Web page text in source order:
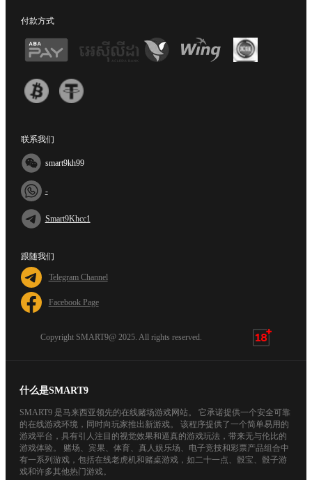
付款方式
联系我们
smart9kh99
-
Smart9Khcc1
跟随我们
Telegram Channel
Facebook Page
Copyright SMART9@ 2025. All rights reserved.
什么是SMART9
SMART9 是马来西亚领先的在线赌场游戏网站。 它承诺提供一个安全可靠
的在线游戏环境，同时向玩家推出新游戏。 该程序提供了一个简单易用的
游戏平台，具有引人注目的视觉效果和逼真的游戏玩法，带来无与伦比的
游戏体验。 赌场、宾果、体育、真人娱乐场、电子竞技和彩票产品组合中
有一系列游戏，包括在线老虎机和赌桌游戏，如二十一点、骰宝、骰子游
戏和许多其他热门游戏。